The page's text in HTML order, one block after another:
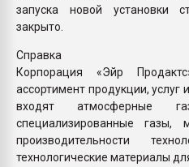
запуска новой установки
закрыто.
Справка
Корпорация «Эйр
ассортимент продукции, услуг
входят атмосферные
специализированные газы,
производительности
технологические материалы